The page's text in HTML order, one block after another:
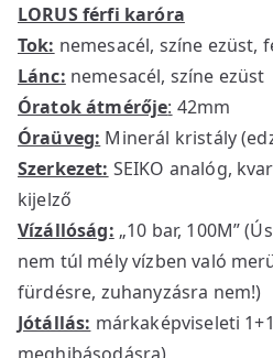
LORUS férfi karóra
Tok: nemesacél, színe ezüst,
Lánc: nemesacél, színe ezüst
Óratok átmérője: 42mm
Óraüveg: Minerál kristály
Szerkezet: SEIKO analóg,
kijelző
Vízállóság: „10 bar, 100M”
nem túl mély vízben való
fürdésre, zuhanyzásra nem!)
Jótállás: márkaképviseleti
meghibásodásra)